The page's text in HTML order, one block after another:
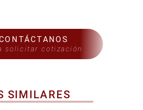
solicitar cotización
SIMILARES